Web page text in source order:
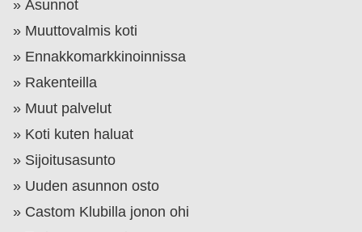
Asunnot
Muuttovalmis koti
Ennakkomarkkinoinnissa
Rakenteilla
Muut palvelut
Koti kuten haluat
Sijoitusasunto
Uuden asunnon osto
Castom Klubilla jonon ohi